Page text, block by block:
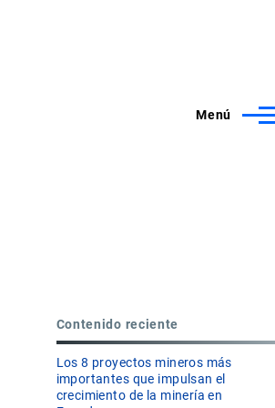
Menú
Contenido reciente
Los 8 proyectos mineros más
importantes que impulsan el
crecimiento de la minería en